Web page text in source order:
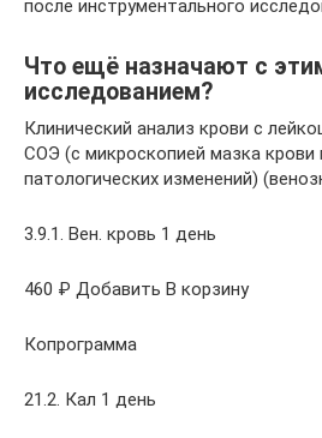
после инструментального
Что ещё назначают с
исследованием?
Клинический анализ крови с
СОЭ (с микроскопией мазка крови
патологических изменений)
3.9.1. Вен. кровь 1 день
460 ₽ Добавить В корзину
Копрограмма
21.2. Кал 1 день